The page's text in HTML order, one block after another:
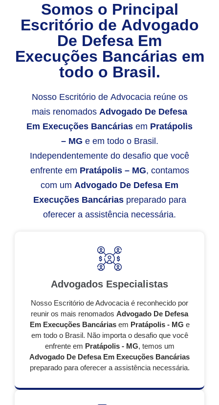
Somos o Principal
Escritório de Advogado
De Defesa Em
Execuções Bancárias em
todo o Brasil.
Nosso Escritório de Advocacia reúne os
mais renomados Advogado De Defesa
Em Execuções Bancárias em Pratápolis
– MG e em todo o Brasil.
Independentemente do desafio que você
enfrente em Pratápolis – MG, contamos
com um Advogado De Defesa Em
Execuções Bancáriaspreparado para
oferecer a assistência necessária.
Advogados Especialistas
Nosso Escritório de Advocacia é reconhecido por
reunir os mais renomados Advogado De Defesa
Em Execuções Bancáriasem Pratápolis - MG e
em todo o Brasil. Não importa o desafio que você
enfrente em Pratápolis - MG, temos um
Advogado De Defesa Em Execuções Bancárias
preparado para oferecer a assistência necessária.